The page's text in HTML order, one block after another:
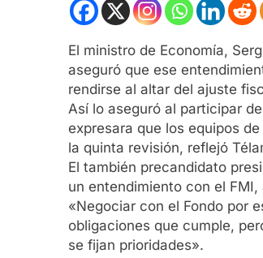
El ministro de Economía,
aseguró que ese
rendirse al altar del ajuste
Así lo aseguró al participar
expresara que los equipos
la quinta revisión, reflejó
El también precandidato
un entendimiento con el
«Negociar con el Fondo por
obligaciones que cumple,
se fijan prioridades».